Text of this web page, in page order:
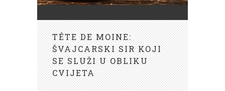
TÊTE DE MOINE:
ŠVAJCARSKI SIR KOJI
SE SLUŽI U OBLIKU
CVIJETA